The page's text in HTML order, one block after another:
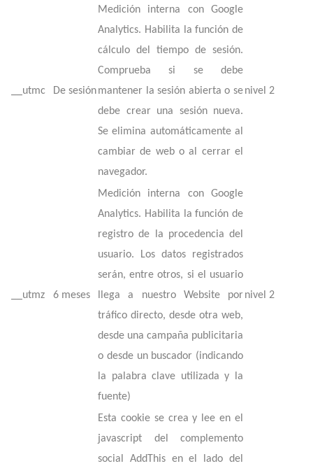
__utmc De sesión
Medición interna con Google
Analytics. Habilita la función de
cálculo del tiempo de sesión.
Comprueba si se debe
mantener la sesión abierta o se
debe crear una sesión nueva.
Se elimina automáticamente al
cambiar de web o al cerrar el
navegador.
nivel 2
__utmz 6 meses
Medición interna con Google
Analytics. Habilita la función de
registro de la procedencia del
usuario. Los datos registrados
serán, entre otros, si el usuario
llega a nuestro Website por
tráfico directo, desde otra web,
desde una campaña publicitaria
o desde un buscador (indicando
la palabra clave utilizada y la
fuente)
nivel 2
Esta cookie se crea y lee en el
javascript del complemento
social AddThis en el lado del